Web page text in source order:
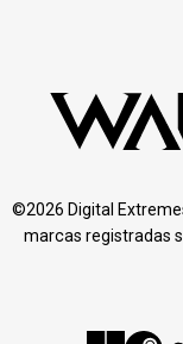
©2026 Digital
marcas registradas